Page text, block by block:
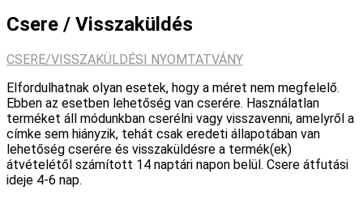
Csere / Visszaküldés
CSERE/VISSZAKÜLDÉSI NYOMTATVÁNY
Elfordulhatnak olyan esetek, hogy a méret nem megfelelő.
Ebben az esetben lehetőség van cserére. Használatlan
terméket áll módunkban cserélni vagy visszavenni, amelyről a
címke sem hiányzik, tehát csak eredeti állapotában van
lehetőség cserére és visszaküldésre a termék(ek)
átvételétől számított 14 naptári napon belül. Csere átfutási
ideje 4-6 nap.